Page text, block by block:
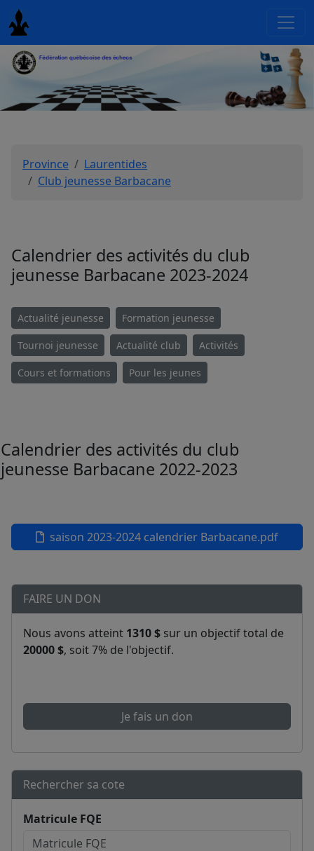
Province
Laurentides
Club jeunesse Barbacane
Calendrier des activités du club
jeunesse Barbacane 2023-2024
Actualité jeunesse Formation jeunesse
Tournoi jeunesse Actualité club Activités
Cours et formations Pour les jeunes
Calendrier des activités du club
jeunesse Barbacane 2022-2023
saison 2023-2024 calendrier Barbacane.pdf
FAIRE UN DON
Nous avons atteint 1310 $ sur un objectif total de
20000 $, soit 7% de l'objectif.
Je fais un don
Rechercher sa cote
Matricule FQE